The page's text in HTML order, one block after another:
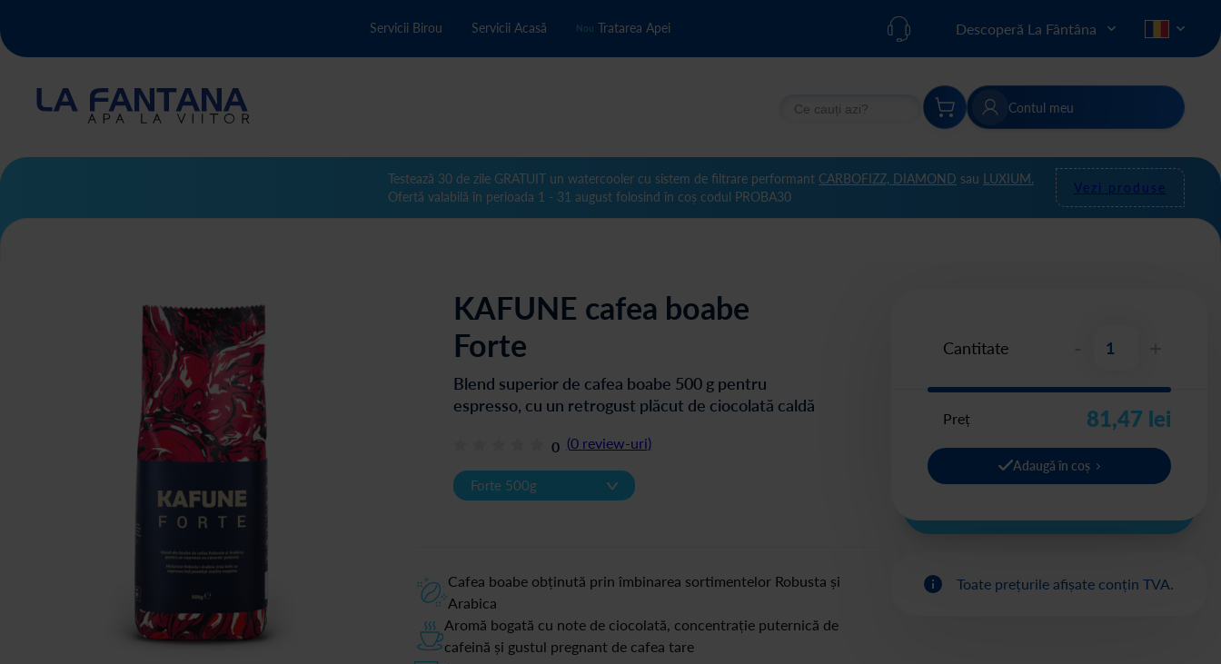
Servicii Birou Servicii Acasă Nou Tratarea Apei Descoperă La Fântâna
Căutare Căutare Contul meu
Testează 30 de zile GRATUIT un watercooler cu sistem de filtrare performant CARBOFIZZ, DIAMOND sau LUXIUM.
Ofertă valabilă în perioada 1 - 31 august folosind în coș codul PROBA30
Vezi produse
KAFUNE cafea boabe
Forte
Blend superior de cafea boabe 500 g pentru
espresso, cu un retrogust plăcut de ciocolată caldă
0 (0 review-uri)
v
Forte 500g
Cafea boabe obținută prin îmbinarea sortimentelor Robusta și
Arabica
Aromă bogată cu note de ciocolată, concentrație puternică de
cafeină și gustul pregnant de cafea tare
Cantitate
Preț 81,47 lei
Adaugă în coș
Toate prețurile afișate conțin TVA.